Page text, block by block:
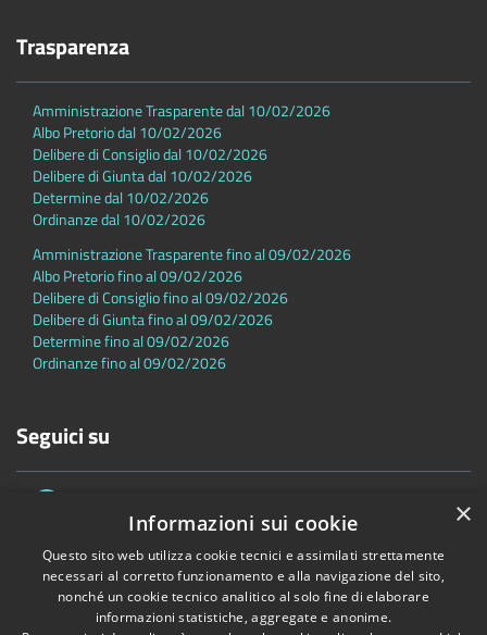
Trasparenza
Amministrazione Trasparente dal 10/02/2026
Albo Pretorio dal 10/02/2026
Delibere di Consiglio dal 10/02/2026
Delibere di Giunta dal 10/02/2026
Determine dal 10/02/2026
Ordinanze dal 10/02/2026
Amministrazione Trasparente fino al 09/02/2026
Albo Pretorio fino al 09/02/2026
Delibere di Consiglio fino al 09/02/2026
Delibere di Giunta fino al 09/02/2026
Determine fino al 09/02/2026
Ordinanze fino al 09/02/2026
Seguici su
Accessibilità Privacy Cookie
Mappa del sito
Dichiarazione di accessibilità
×
Informazioni sui cookie
Questo sito web utilizza cookie tecnici e assimilati strettamente
necessari al corretto funzionamento e alla navigazione del sito,
nonché un cookie tecnico analitico al solo fine di elaborare
informazioni statistiche, aggregate e anonime.